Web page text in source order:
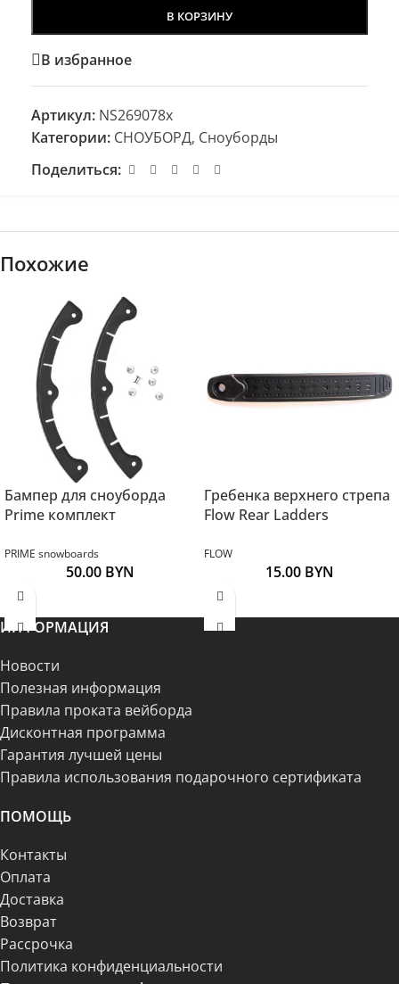
В КОРЗИНУ
В избранное
Артикул: NS269078x
Категории: СНОУБОРД, Сноуборды
Поделиться:
Похожие
Бампер для сноуборда
Prime комплект
PRIME snowboards
50.00 BYN
Гребенка верхнего стрепа
Flow Rear Ladders
FLOW
15.00 BYN
ИНФОРМАЦИЯ
Новости
Полезная информация
Правила проката вейборда
Дисконтная программа
Гарантия лучшей цены
Правила использования подарочного сертификата
ПОМОЩЬ
Контакты
Оплата
Доставка
Возврат
Рассрочка
Политика конфиденциальности